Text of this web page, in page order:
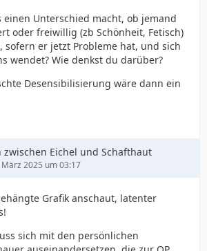
einen Unterschied macht, ob jemand
oder freiwillig (zb Schönheit, Fetisch)
sofern er jetzt Probleme hat, und sich
wendet? Wie denkst du darüber?
Desensibilisierung wäre dann ein
zwischen Eichel und Schafthaut
2025 um 03:17
Grafik anschaut, latenter
sich mit den persönlichen